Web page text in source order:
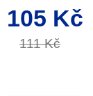
111 Kč
105 Kč
Měrná
cena: